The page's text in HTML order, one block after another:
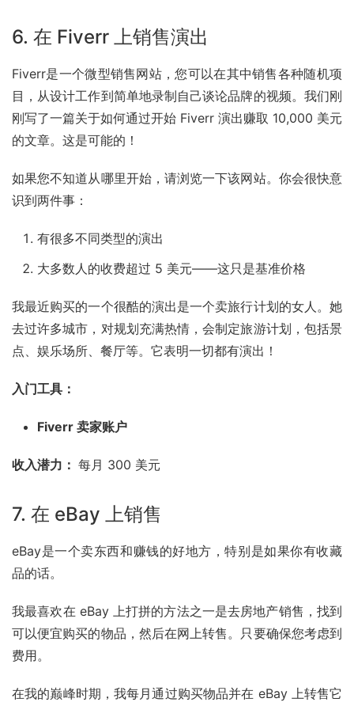
6. 在 Fiverr 上销售演出
Fiverr是一个微型销售网站，您可以在其中销售各种随机项
目，从设计工作到简单地录制自己谈论品牌的视频。我们刚
刚写了一篇关于如何通过开始 Fiverr 演出赚取 10,000 美元
的文章。这是可能的！
如果您不知道从哪里开始，请浏览一下该网站。你会很快意
识到两件事：
有很多不同类型的演出
大多数人的收费超过 5 美元——这只是基准价格
我最近购买的一个很酷的演出是一个卖旅行计划的女人。她
去过许多城市，对规划充满热情，会制定旅游计划，包括景
点、娱乐场所、餐厅等。它表明一切都有演出！
入门工具：
Fiverr 卖家账户
收入潜力： 每月 300 美元
7. 在 eBay 上销售
eBay是一个卖东西和赚钱的好地方，特别是如果你有收藏
品的话。
我最喜欢在 eBay 上打拼的方法之一是去房地产销售，找到
可以便宜购买的物品，然后在网上转售。只要确保您考虑到
费用。
在我的巅峰时期，我每月通过购买物品并在 eBay 上转售它